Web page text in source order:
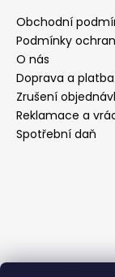
Obchodní
Podmínky
O nás
Doprava a platba
Zrušení
Reklamace a
Spotřební daň